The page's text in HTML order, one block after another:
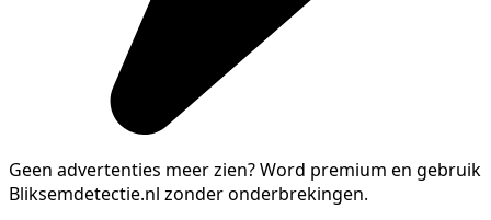
Geen advertenties meer zien?Word premium en gebruik
Bliksemdetectie.nl zonder onderbrekingen.